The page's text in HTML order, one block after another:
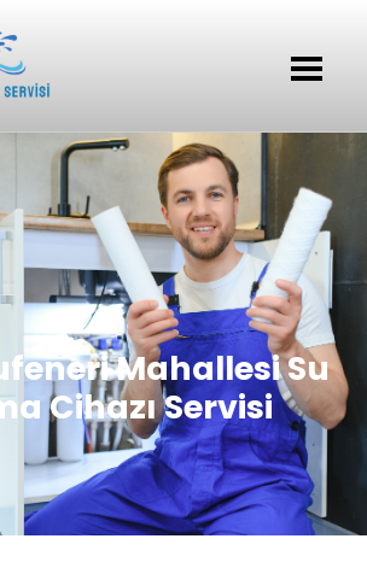
Mahallesi Su
Cihazı Servisi